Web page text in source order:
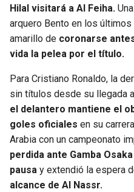
Hilal visitará a Al Feiha.
arquero Bento en los
amarillo de coronarse
vida la pelea por el título.
Para Cristiano Ronaldo, la
sin títulos desde su llegada
el delantero mantiene el
goles oficiales en su
Arabia con un campeonato
perdida ante Gamba
pausa y extendió la espera
alcance de Al Nassr.